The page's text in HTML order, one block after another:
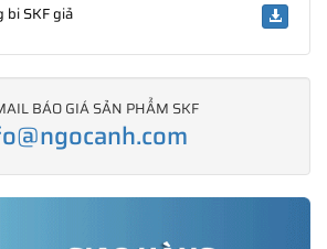
bi SKF giả
BÁO GIÁ SẢN PHẨM SKF